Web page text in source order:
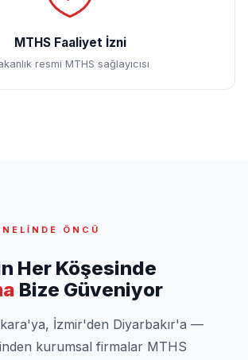
MTHS Faaliyet İzni
resmi MTHS sağlayıcısı
ÖNCÜ
Her Köşesinde
Bize Güveniyor
İzmir'den Diyarbakır'a —
kurumsal firmalar MTHS